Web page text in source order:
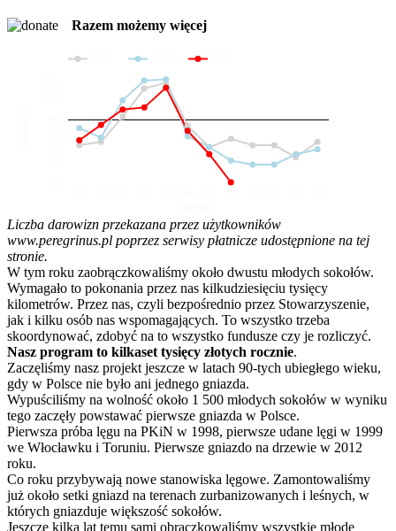
Razem możemy więcej
Liczba darowizn przekazana przez użytkowników
www.peregrinus.pl poprzez serwisy płatnicze udostępnione na tej
stronie.
W tym roku zaobrączkowaliśmy około dwustu młodych sokołów.
Wymagało to pokonania przez nas kilkudziesięciu tysięcy
kilometrów. Przez nas, czyli bezpośrednio przez Stowarzyszenie,
jak i kilku osób nas wspomagających. To wszystko trzeba
skoordynować, zdobyć na to wszystko fundusze czy je rozliczyć.
Nasz program to kilkaset tysięcy złotych rocznie.
Zaczęliśmy nasz projekt jeszcze w latach 90-tych ubiegłego wieku,
gdy w Polsce nie było ani jednego gniazda.
Wypuściliśmy na wolność około 1 500 młodych sokołów w wyniku
tego zaczęły powstawać pierwsze gniazda w Polsce.
Pierwsza próba lęgu na PKiN w 1998, pierwsze udane lęgi w 1999
we Włocławku i Toruniu. Pierwsze gniazdo na drzewie w 2012
roku.
Co roku przybywają nowe stanowiska lęgowe. Zamontowaliśmy
już około setki gniazd na terenach zurbanizowanych i leśnych, w
których gniazduje większość sokołów.
Jeszcze kilka lat temu sami obrączkowaliśmy wszystkie młode